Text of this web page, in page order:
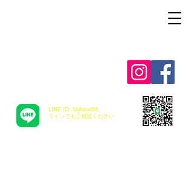
LINE ID: bigbond66
​ラインでもご相談ください